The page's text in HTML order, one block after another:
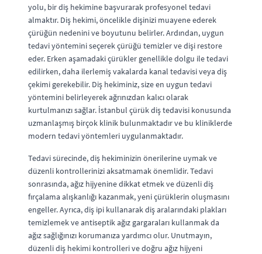
yolu, bir diş hekimine başvurarak profesyonel tedavi
almaktır. Diş hekimi, öncelikle dişinizi muayene ederek
çürüğün nedenini ve boyutunu belirler. Ardından, uygun
tedavi yöntemini seçerek çürüğü temizler ve dişi restore
eder. Erken aşamadaki çürükler genellikle dolgu ile tedavi
edilirken, daha ilerlemiş vakalarda kanal tedavisi veya diş
çekimi gerekebilir. Diş hekiminiz, size en uygun tedavi
yöntemini belirleyerek ağrınızdan kalıcı olarak
kurtulmanızı sağlar. İstanbul çürük diş tedavisi konusunda
uzmanlaşmış birçok klinik bulunmaktadır ve bu kliniklerde
modern tedavi yöntemleri uygulanmaktadır.
Tedavi sürecinde, diş hekiminizin önerilerine uymak ve
düzenli kontrollerinizi aksatmamak önemlidir. Tedavi
sonrasında, ağız hijyenine dikkat etmek ve düzenli diş
fırçalama alışkanlığı kazanmak, yeni çürüklerin oluşmasını
engeller. Ayrıca, diş ipi kullanarak diş aralarındaki plakları
temizlemek ve antiseptik ağız gargaraları kullanmak da
ağız sağlığınızı korumanıza yardımcı olur. Unutmayın,
düzenli diş hekimi kontrolleri ve doğru ağız hijyeni